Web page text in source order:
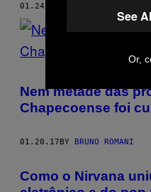
01.24.17
Nem metade das
Chapecoense foi
01.20.17BY BRUNO ROMANI
Como o Nirvana
See
Or,